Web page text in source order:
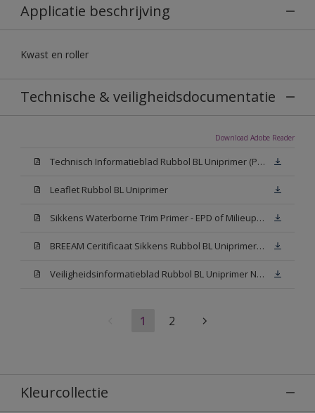
Applicatie beschrijving
Kwast en roller
Technische & veiligheidsdocumentatie
Download Adobe Reader
Technisch Informatieblad Rubbol BL Uniprimer (PDF)
Leaflet Rubbol BL Uniprimer
Sikkens Waterborne Trim Primer - EPD of Milieuproductverklaring
BREEAM Ceritificaat Sikkens Rubbol BL Uniprimer (PDF)
Veiligheidsinformatieblad Rubbol BL Uniprimer N00 (PDF)
1 2
Kleurcollectie